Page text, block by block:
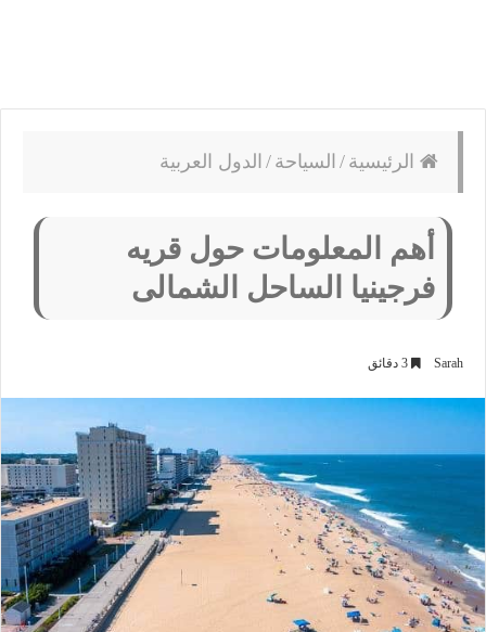
الرئيسية / السياحة / الدول العربية
أهم المعلومات حول قريه
فرجينيا الساحل الشمالى
Sarah